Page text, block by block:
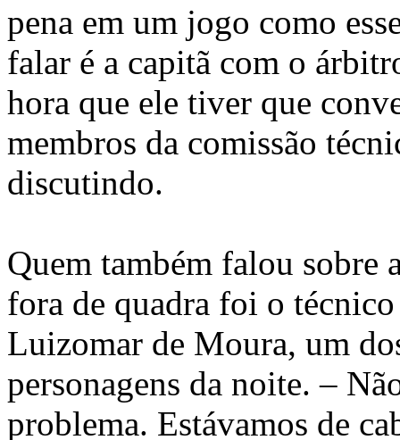
pena em um jogo como
falar é a capitã com o
hora que ele tiver que
membros da comissão
discutindo.
Quem também falou sobre
fora de quadra foi o
Luizomar de Moura, um
personagens da noite. –
problema. Estávamos de